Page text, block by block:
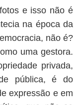
e isso não é
na época da
não é?
uma gestora.
privada,
pública, é do
expressão e em